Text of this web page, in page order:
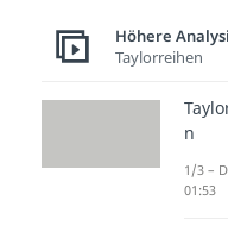
Höhere
Taylorreihen
n
1/3 –
01:53